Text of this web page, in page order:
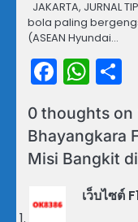
JAKARTA, JURNAL
bola paling
(ASEAN Hyundai…
0 thoughts on
Bhayangkara
Misi Bangkit
เว็บไซต์